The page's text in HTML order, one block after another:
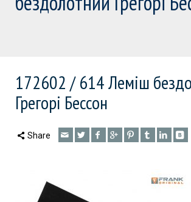
172602 / 614 Леміш
Грегорі Бессон
Share